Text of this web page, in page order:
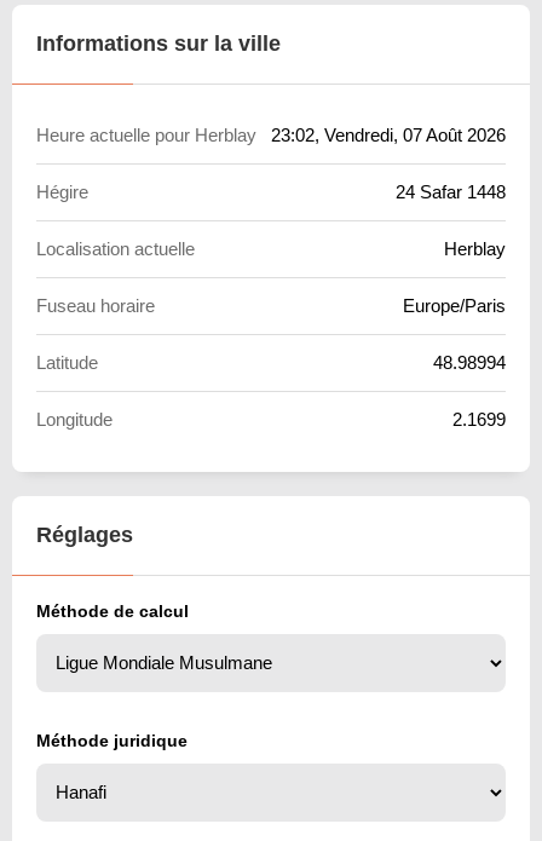
Informations sur la ville
Heure actuelle pour Herblay 23:02, Vendredi, 07 Août 2026
Hégire 24 Safar 1448
Localisation actuelle Herblay
Fuseau horaire Europe/Paris
Latitude 48.98994
Longitude 2.1699
Réglages
Méthode de calcul
Méthode juridique